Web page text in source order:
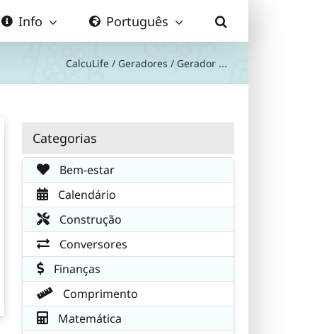
Info Português
CalcuLife / Geradores / Gerador ...
Categorias
Bem-estar
Calendário
Construção
Conversores
Finanças
Comprimento
Matemática